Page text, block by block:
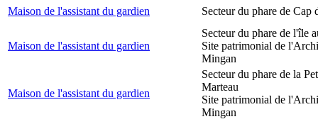
Maison de l'assistant du gardien
Secteur du phare de Cap
Maison de l'assistant du gardien
Secteur du phare de l'île
Site patrimonial de
Mingan
Maison de l'assistant du gardien
Secteur du phare de la
Marteau
Site patrimonial de
Mingan